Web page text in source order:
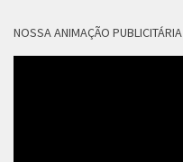
NOSSA ANIMAÇÃO PUBLICITÁRIA